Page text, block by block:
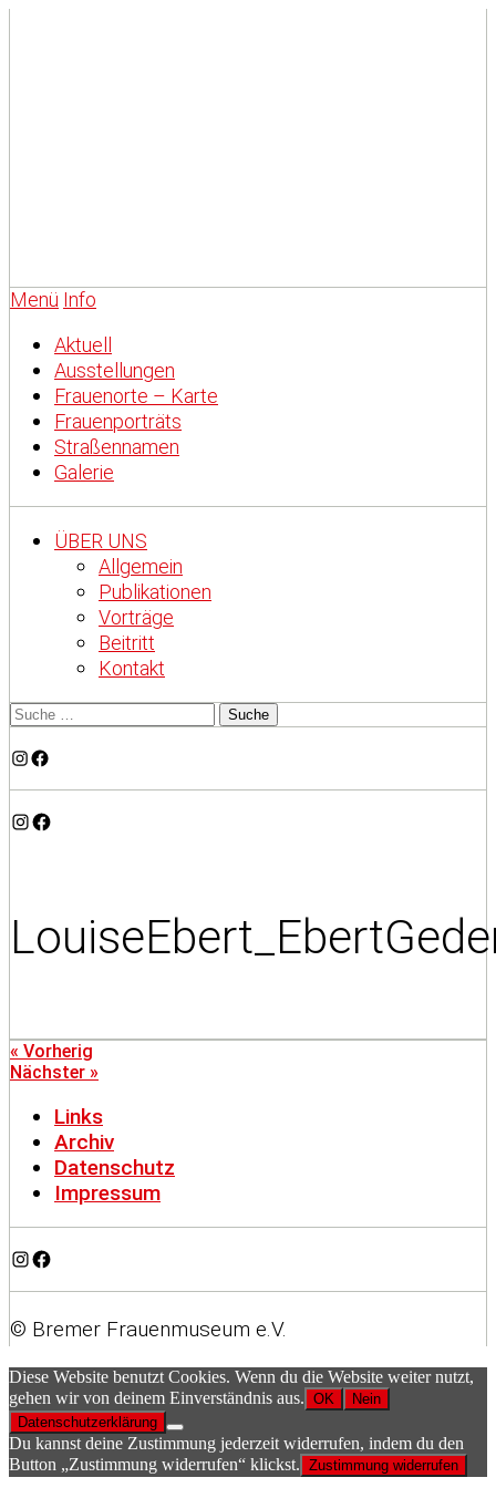
Menü Info
Aktuell
Ausstellungen
Frauenorte – Karte
Frauenporträts
Straßennamen
Galerie
ÜBER UNS
Allgemein
Publikationen
Vorträge
Beitritt
Kontakt
Instagram
Facebook
Instagram
Facebook
« Vorherig
Nächster »
Links
Archiv
Datenschutz
Impressum
Instagram
Facebook
© Bremer Frauenmuseum e.V.
Diese Website benutzt Cookies. Wenn du die Website weiter nutzt,
gehen wir von deinem Einverständnis aus. OK
Nein
Datenschutzerklärung
Du kannst deine Zustimmung jederzeit widerrufen, indem du den
Button „Zustimmung widerrufen“ klickst. Zustimmung widerrufen